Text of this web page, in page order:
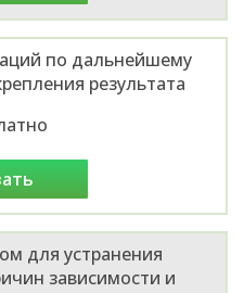
по дальнейшему
результата
для устранения
зависимости и